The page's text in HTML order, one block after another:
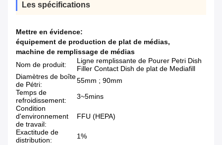
Les spécifications
Mettre en évidence:
équipement de production de plat de médias,
machine de remplissage de médias
Nom de produit:
Ligne remplissante de Pourer Petri Dish
Filler Contact Dish de plat de Mediafill
Diamètres de boîte
de Pétri:
55mm ; 90mm
Temps de
refroidissement:
3~5mins
Condition
d'environnement
de travail:
FFU (HEPA)
Exactitude de
distribution:
1%